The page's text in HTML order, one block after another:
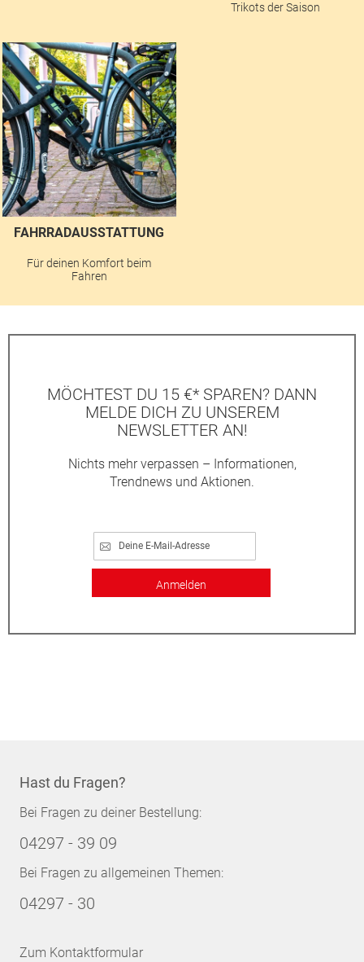
Trikots der Saison
FAHRRADAUSSTATTUNG
Für deinen Komfort beim
Fahren
MÖCHTEST DU 15 €* SPAREN? DANN
MELDE DICH ZU UNSEREM
NEWSLETTER AN!
Nichts mehr verpassen – Informationen,
Trendnews und Aktionen.
Anmelden
Hast du Fragen?
Bei Fragen zu deiner Bestellung:
04297 - 39 09
Bei Fragen zu allgemeinen Themen:
04297 - 30
Zum Kontaktformular